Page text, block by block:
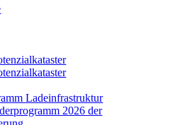
Ladeinfrastruktur
2026 der